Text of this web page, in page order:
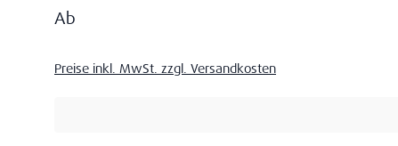
Regulärer Preis:
Ab
Preise inkl. MwSt. zzgl. Versandkosten